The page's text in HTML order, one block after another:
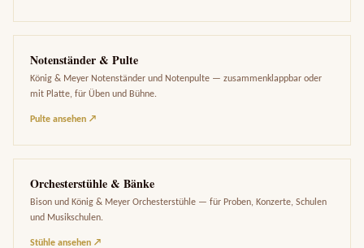
Notenständer & Pulte
König & Meyer Notenständer und Notenpulte — zusammenklappbar oder
mit Platte, für Üben und Bühne.
Pulte ansehen ↗
Orchesterstühle & Bänke
Bison und König & Meyer Orchesterstühle — für Proben, Konzerte, Schulen
und Musikschulen.
Stühle ansehen ↗